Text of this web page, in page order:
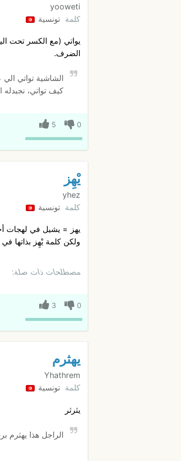
yooweti
كلمة تونسية
يواتي (مع الكسر تحت
الضرف.
الشاشية تواتي
كيف تواتي، نجبدله
0
5
يْهِز
yhez
كلمة تونسية
يهز = يشيل في لهجات
ولكن كلمة يْهِز بذاتها
مصطلحات ذات صلة:
0
3
يهثرم
Yhathrem
كلمة تونسية
يثرثر
الراجل هذا يهثرم